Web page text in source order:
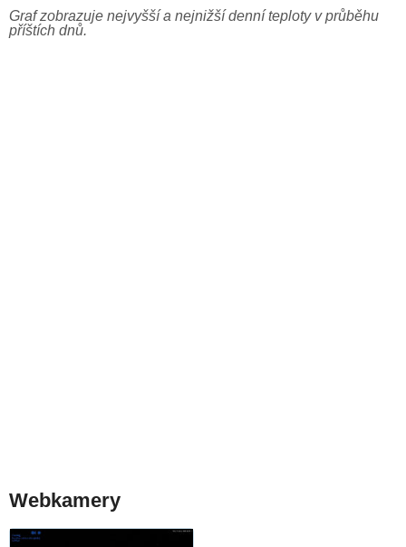
Graf zobrazuje nejvyšší a nejnižší denní teploty v průběhu
příštích dnů.
Webkamery